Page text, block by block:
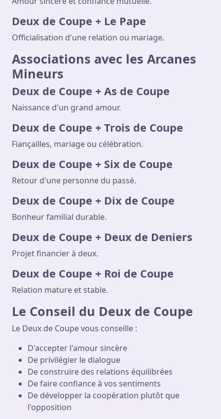
Deux de Coupe + Le Pape
Officialisation d'une relation ou mariage.
Associations avec les Arcanes
Mineurs
Deux de Coupe + As de Coupe
Naissance d'un grand amour.
Deux de Coupe + Trois de Coupe
Fiançailles, mariage ou célébration.
Deux de Coupe + Six de Coupe
Retour d'une personne du passé.
Deux de Coupe + Dix de Coupe
Bonheur familial durable.
Deux de Coupe + Deux de Deniers
Projet financier à deux.
Deux de Coupe + Roi de Coupe
Relation mature et stable.
Le Conseil du Deux de Coupe
Le Deux de Coupe vous conseille :
D'accepter l'amour sincère
De privilégier le dialogue
De construire des relations équilibrées
De faire confiance à vos sentiments
De développer la coopération plutôt que
l'opposition